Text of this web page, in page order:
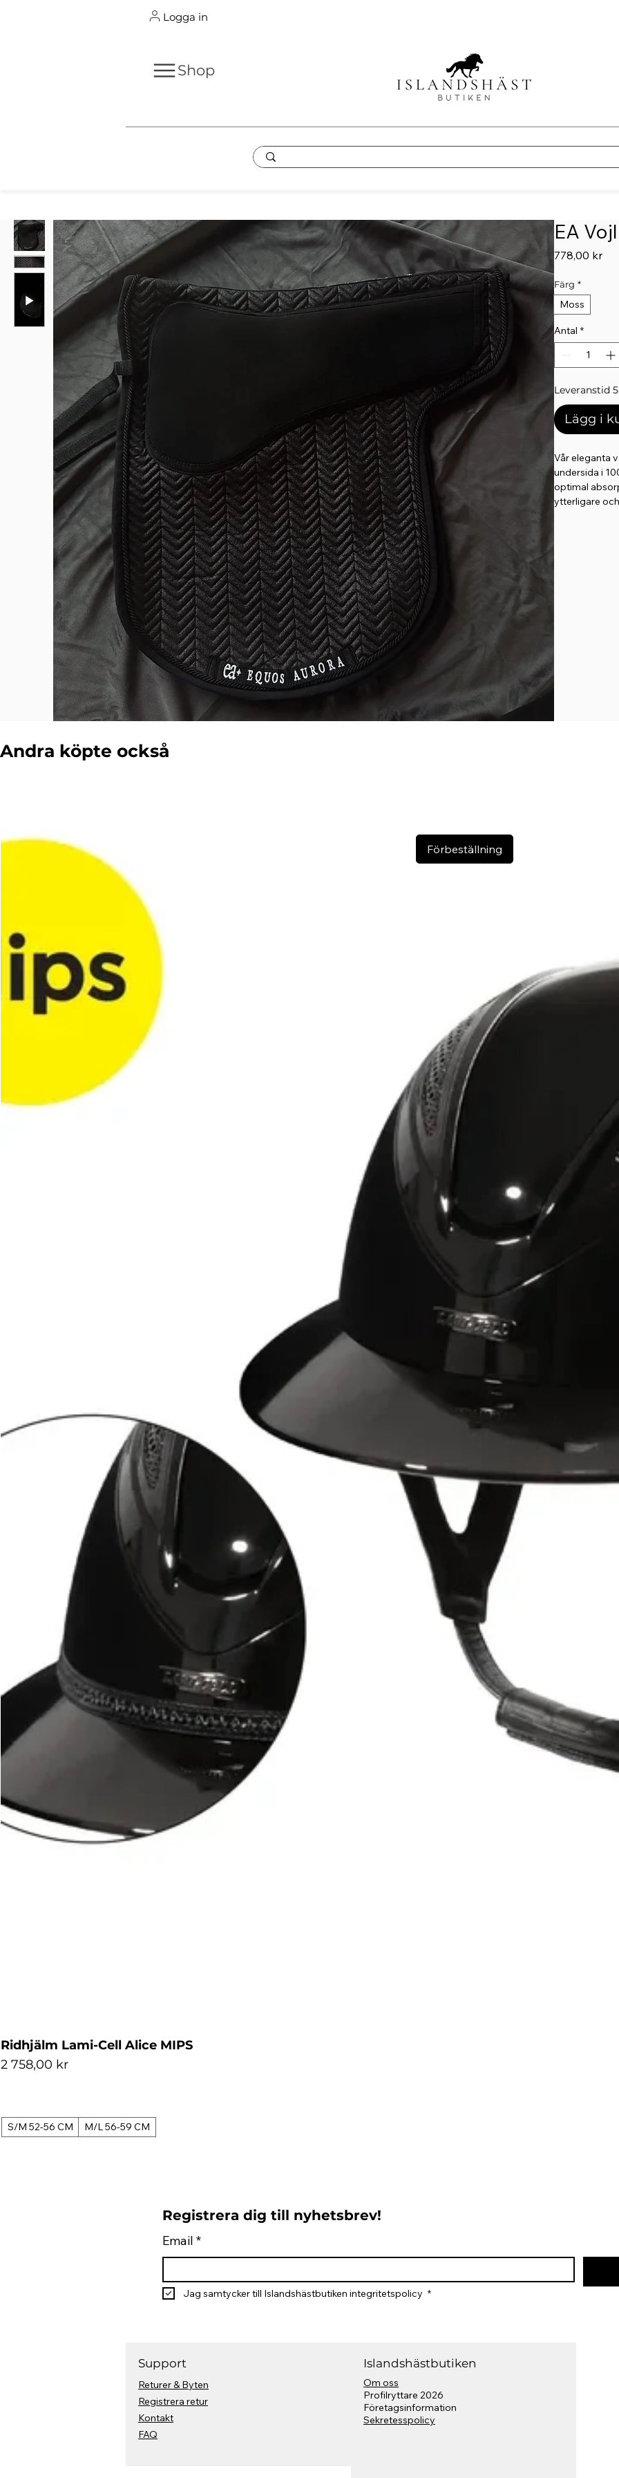
Logga in
Shop
EA
778,00 krPris
Färg *
Moss
Antal *
Leveranstid
Lägg i
Vår eleganta
undersida i
optimal
ytterligare
Andra köpte också
Förbeställning
Ridhjälm Lami-Cell Alice MIPS
Pris
2 758,00 kr
S/M 52-56 CM M/L 56-59 CM
Registrera dig till nyhetsbrev!
Email *
Jag samtycker till Islandshästbutiken integritetspolicy *
Support
Returer & Byten
Registrera retur
Kontakt
FAQ
Islandshästbutiken
Om oss
Profilryttare 2026
​Företagsinformation
Sekretesspolicy